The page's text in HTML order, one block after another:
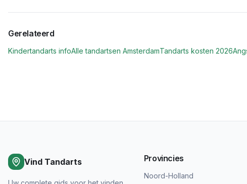
Gerelateerd
Kindertandarts infoAlle tandartsen AmsterdamTandarts kosten 2026
Vind Tandarts Provincies
Noord-Holland